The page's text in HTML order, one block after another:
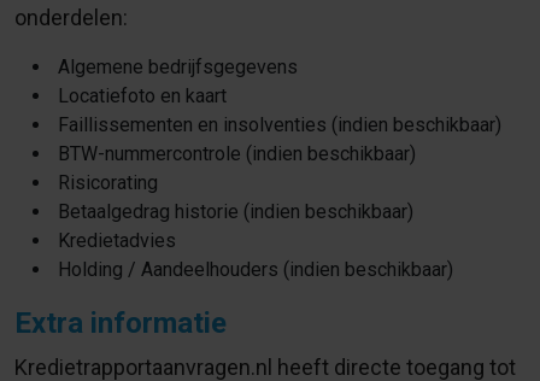
onderdelen:
Algemene bedrijfsgegevens
Locatiefoto en kaart
Faillissementen en insolventies (indien beschikbaar)
BTW-nummercontrole (indien beschikbaar)
Risicorating
Betaalgedrag historie (indien beschikbaar)
Kredietadvies
Holding / Aandeelhouders (indien beschikbaar)
Extra informatie
Kredietrapportaanvragen.nl heeft directe toegang tot